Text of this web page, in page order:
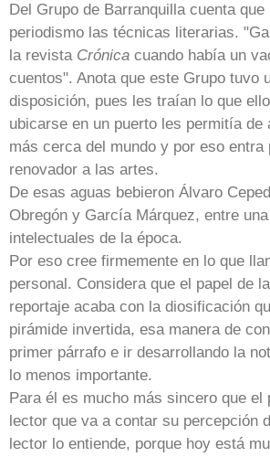
Del Grupo de Barranquilla cuenta que
periodismo las técnicas literarias.
la revista Crónica cuando había un
cuentos". Anota que este Grupo tuvo
disposición, pues les traían lo que
ubicarse en un puerto les permitía de
más cerca del mundo y por eso
renovador a las artes.
De esas aguas bebieron Álvaro
Obregón y García Márquez, entre
intelectuales de la época.
Por eso cree firmemente en lo que
personal. Considera que el papel de
reportaje acaba con la diosificación
pirámide invertida, esa manera de
primer párrafo e ir desarrollando la
lo menos importante.
Para él es mucho más sincero que el
lector que va a contar su percepción
lector lo entiende, porque hoy está